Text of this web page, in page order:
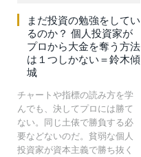
まだ投資の勉強をしてい
るのか？ 個人投資家が
プロから大金を奪う方法
は１つしかない＝鈴木傾
城
チャートや指標の読み方を学
んでも、決してプロには勝て
ない。同じ土俵で勝負する必
要などないのだ。貧弱な個人
投資家が資本主義で勝ち抜く